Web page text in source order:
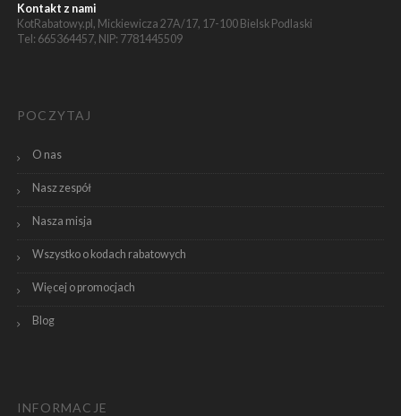
Kontakt z nami
KotRabatowy.pl, Mickiewicza 27A/17, 17-100 Bielsk Podlaski
Tel: 665364457, NIP: 7781445509
POCZYTAJ
O nas
Nasz zespół
Nasza misja
Wszystko o kodach rabatowych
Więcej o promocjach
Blog
INFORMACJE